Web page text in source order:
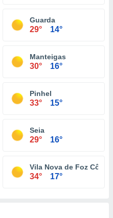
Guarda
29° 14°
Manteigas
30° 16°
Pinhel
33° 15°
Seia
29° 16°
Vila Nova de Foz Côa
34° 17°